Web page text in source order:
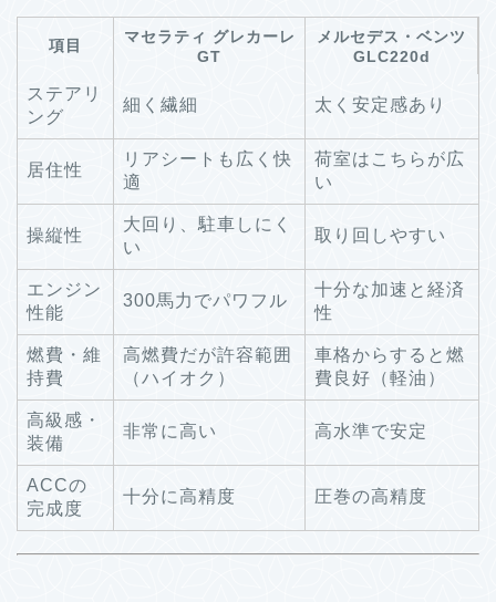
項目
マセラティ グレカーレ
GT
メルセデス・ベンツ
GLC220d
ステアリ
ング
細く繊細 太く安定感あり
居住性
リアシートも広く快
適
荷室はこちらが広
い
操縦性
大回り、駐車しにく
い
取り回しやすい
エンジン
性能
300馬力でパワフル
十分な加速と経済
性
燃費・維
持費
高燃費だが許容範囲
（ハイオク）
車格からすると燃
費良好（軽油）
高級感・
装備
非常に高い 高水準で安定
ACCの
完成度
十分に高精度 圧巻の高精度